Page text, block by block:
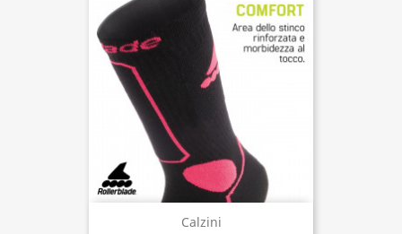
Calzini